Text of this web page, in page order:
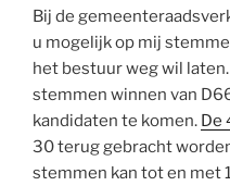
Bij de
u mogelijk op mij
het bestuur weg wil
stemmen winnen van
kandidaten te komen. De
30 terug gebracht
stemmen kan tot en met